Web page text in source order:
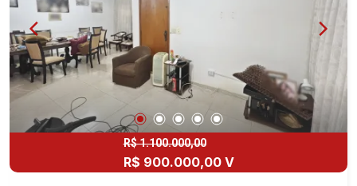
Ribeirão Preto.
R$ 1.100.000,00
R$ 900.000,00 V